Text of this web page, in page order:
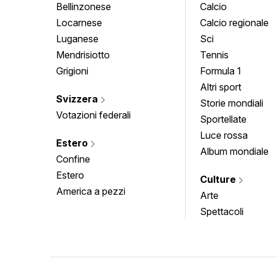
Bellinzonese
Locarnese
Luganese
Mendrisiotto
Grigioni
Svizzera
Votazioni federali
Estero
Confine
Estero
America a pezzi
Calcio
Calcio regionale
Sci
Tennis
Formula 1
Altri sport
Storie mondiali
Sportellate
Luce rossa
Album mondiale
Culture
Arte
Spettacoli